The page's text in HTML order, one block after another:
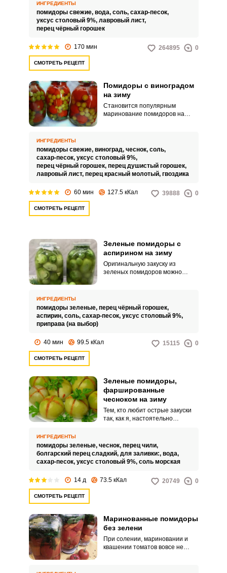
ингредиент дополняющий
блюдо. Практически у каждой
хозяйки можно встретить
специй, пряностей, ароматных
вкусные и сладкие
маринованные помидоры на
зиму в литровых
банкахПредлагаемый вам
рецепт является основной
ИНГРЕДИЕНТЫ
помидоры свежие, вода, соль, сахар-песок,
уксус столовый 9%, лавровый лист,
перец чёрный горошек
170 мин 264895 0
СМОТРЕТЬ РЕЦЕПТ
Помидоры с виноградом
на зиму
Становится популярным
маринование помидоров на
маринования наилучшим
образом подходят небольшие
помидоры сортов «Черри» и
«Дамские пальчики», а виноград
может быть любого цвета и
ИНГРЕДИЕНТЫ
помидоры свежие, виноград, чеснок, соль,
сахар-песок, уксус столовый 9%,
перец чёрный горошек, перец душистый горошек,
лавровый лист, перец красный молотый, гвоздика
60 мин 127.5 кКал 39888 0
СМОТРЕТЬ РЕЦЕПТ
Зеленые помидоры с
аспирином на зиму
Оригинальную закуску из
зеленых помидоров можно
заготовку можно добавить
аспирин.
ИНГРЕДИЕНТЫ
помидоры зеленые, перец чёрный горошек,
аспирин, соль, сахар-песок, уксус столовый 9%,
приправа (на выбор)
40 мин 99.5 кКал 15115 0
СМОТРЕТЬ РЕЦЕПТ
Зеленые помидоры,
фаршированные
чесноком на зиму
Тем, кто любит острые закуски
так, как я, настоятельно
фаршированные чесноком.
Чтобы зимняя закуска была
более пикантной, я использую
ИНГРЕДИЕНТЫ
помидоры зеленые, чеснок, перец чили,
болгарский перец сладкий, для заливки:, вода,
сахар-песок, уксус столовый 9%, соль морская
14 д 73.5 кКал 20749 0
СМОТРЕТЬ РЕЦЕПТ
Маринованные помидоры
без зелени
При солении, мариновании и
квашении томатов вовсе не